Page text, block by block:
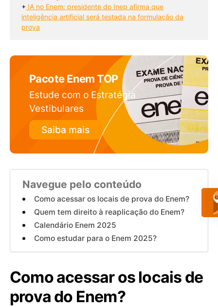
+ IA no Enem: presidente do Inep afirma que
inteligência artificial será testada na formulação da
prova
Pacote Enem TOP
Estude com o Estratégia
Vestibulares
Saiba mais
Navegue pelo conteúdo
Como acessar os locais de prova do Enem?
Quem tem direito à reaplicação do Enem?
Calendário Enem 2025
Como estudar para o Enem 2025?
Como acessar os locais de
prova do Enem?